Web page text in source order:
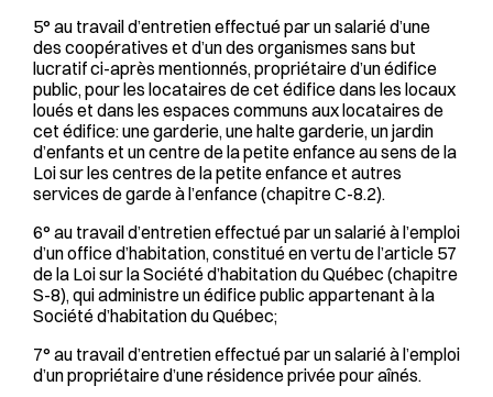
5° au travail d’entretien effectué par un salarié d’une
des coopératives et d’un des organismes sans but
lucratif ci-après mentionnés, propriétaire d’un édifice
public, pour les locataires de cet édifice dans les locaux
loués et dans les espaces communs aux locataires de
cet édifice: une garderie, une halte garderie, un jardin
d’enfants et un centre de la petite enfance au sens de la
Loi sur les centres de la petite enfance et autres
services de garde à l’enfance (chapitre C-8.2).
6° au travail d’entretien effectué par un salarié à l’emploi
d’un office d’habitation, constitué en vertu de l’article 57
de la Loi sur la Société d’habitation du Québec (chapitre
S-8), qui administre un édifice public appartenant à la
Société d’habitation du Québec;
7° au travail d’entretien effectué par un salarié à l’emploi
d’un propriétaire d’une résidence privée pour aînés.